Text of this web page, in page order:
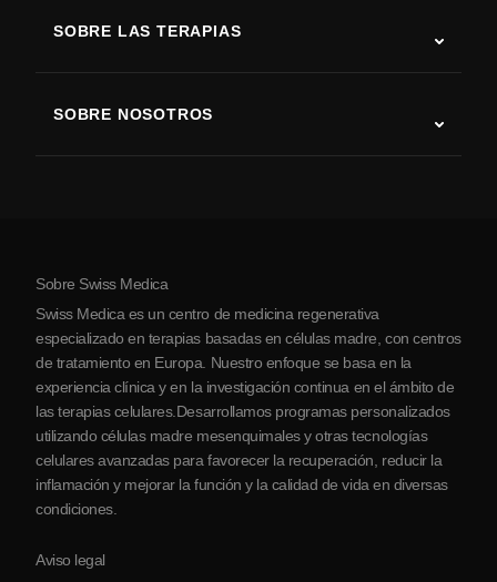
Enfermedad de Parkinson
Artritis
SOBRE LAS TERAPIAS
SOBRE NOSOTROS
Sobre Serbia
Colaboraciones
Sobre Swiss Medica
Swiss Medica es un centro de medicina regenerativa
especializado en terapias basadas en células madre, con centros
de tratamiento en Europa. Nuestro enfoque se basa en la
experiencia clínica y en la investigación continua en el ámbito de
las terapias celulares.Desarrollamos programas personalizados
utilizando células madre mesenquimales y otras tecnologías
celulares avanzadas para favorecer la recuperación, reducir la
inflamación y mejorar la función y la calidad de vida en diversas
condiciones.
Aviso legal